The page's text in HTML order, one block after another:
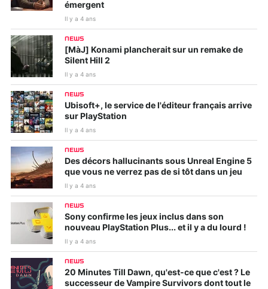
émergent
Il y a 4 ans
NEWS
[MàJ] Konami plancherait sur un remake de
Silent Hill 2
Il y a 4 ans
NEWS
Ubisoft+, le service de l'éditeur français arrive
sur PlayStation
Il y a 4 ans
NEWS
Des décors hallucinants sous Unreal Engine 5
que vous ne verrez pas de si tôt dans un jeu
Il y a 4 ans
NEWS
Sony confirme les jeux inclus dans son
nouveau PlayStation Plus... et il y a du lourd !
Il y a 4 ans
NEWS
20 Minutes Till Dawn, qu'est-ce que c'est ? Le
successeur de Vampire Survivors dont tout le